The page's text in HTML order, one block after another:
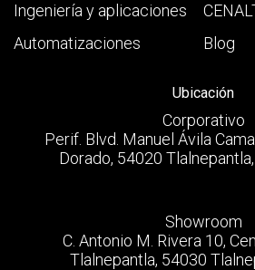
Ingeniería y aplicaciones
Automatizaciones
Blog
Ubicación
Corporativo
Perif. Blvd. Manuel Ávila
Dorado, 54020
Showroom
C. Antonio M. Rivera 10,
Tlalnepantla, 54030